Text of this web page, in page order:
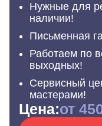
Нужные для
наличии!
Письменная
Работаем по
выходных!
Сервисный
мастерами!
Цена:от